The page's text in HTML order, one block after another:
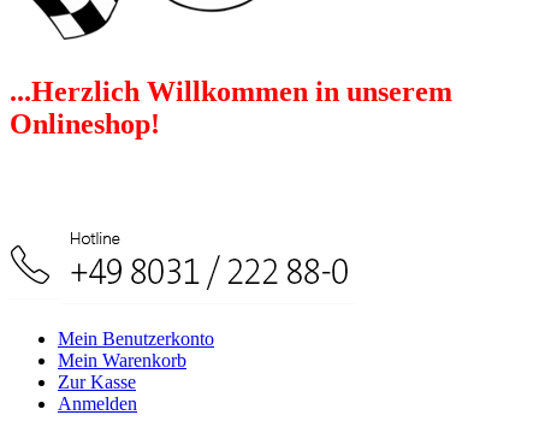
...Herzlich Willkommen in unserem
Onlineshop!
Mein Benutzerkonto
Mein Warenkorb
Zur Kasse
Anmelden